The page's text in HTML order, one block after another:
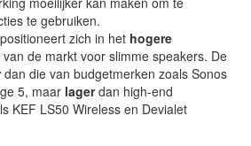
te gebruiken.
zich in het hogere
van de markt voor slimme speakers. De
dan die van budgetmerken zoals Sonos
5, maar lagerdan high-end
KEF LS50 Wireless en Devialet